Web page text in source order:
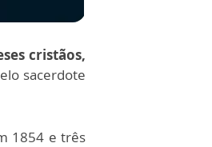
cristãos,
sacerdote
1854 e três